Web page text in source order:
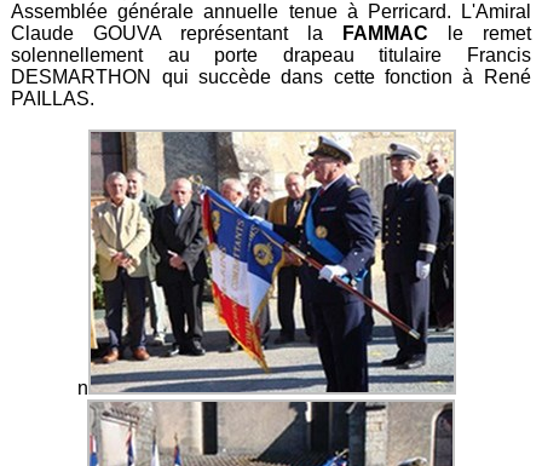
Assemblée générale annuelle tenue à Perricard. L'Amiral
Claude GOUVA représentant la
FAMMAC le remet
solennellement au porte drapeau titulaire Francis
DESMARTHON qui succède dans cette fonction à René
PAILLAS.
n